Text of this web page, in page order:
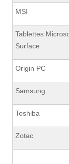
MSI
Tablettes
Surface
Origin PC
Samsung
Toshiba
Zotac